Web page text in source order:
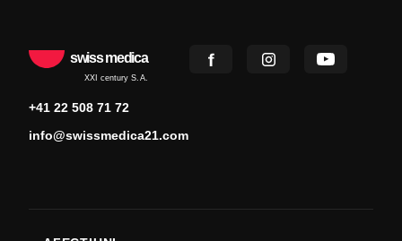
swiss medica
XXI century S.A.
+41 22 508 71 72
info@swissmedica21.com